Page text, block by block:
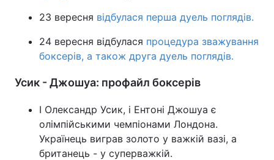
23 вересня відбулася перша дуель поглядів.
24 вересня відбулася процедура зважування
боксерів, а також друга дуель поглядів.
Усик - Джошуа: профайл боксерів
І Олександр Усик, і Ентоні Джошуа є
олімпійськими чемпіонами Лондона.
Українець виграв золото у важкій вазі, а
британець - у суперважкій.